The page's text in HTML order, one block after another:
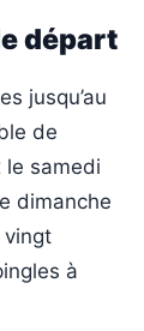
départ
jusqu’au
de
le samedi
dimanche
vingt
à